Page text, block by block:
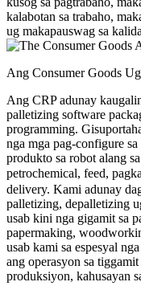
kalabotan sa trabaho,
ug makapauswag sa
Ang Consumer Goods
Ang CRP adunay
palletizing software
programming.
nga mga pag-configure
produkto sa robot alang
petrochemical, feed,
delivery. Kami adunay
palletizing, depalletizing
usab kini nga gigamit sa
papermaking,
usab kami sa espesyal
ang operasyon sa
produksiyon, kahusayan